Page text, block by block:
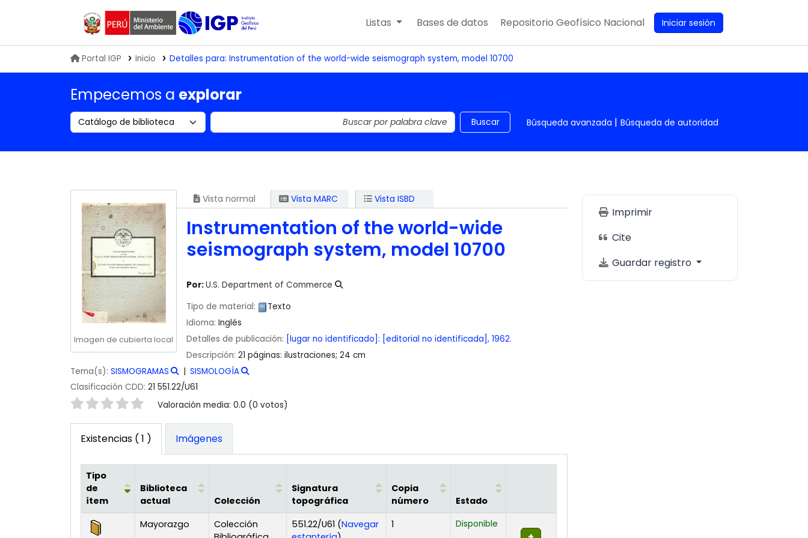
Biblioteca IGP
Listas Bases de datos Repositorio Geofísico Nacional Iniciar sesión
Portal IGP Inicio Detalles para: Instrumentation of the world-wide seismograph system, model 10700
Empecemos a explorar
Search the catalog by: Buscar en el catálogo por palabra clave Buscar Búsqueda avanzada Búsqueda de autoridad
Imagen de cubierta local
Vista normal Vista MARC Vista ISBD
Instrumentation of the world-wide
seismograph system, model 10700
Por:U.S. Department of Commerce
Tipo de material:
Texto
Idioma: Inglés
Detalles de publicación: [lugar no identificado]: [editorial no identificada], 1962.
Descripción: 21 páginas: ilustraciones; 24 cm
Tema(s): SISMOGRAMAS
SISMOLOGÍA
Clasificación CDD: 21 551.22/U61
Valoración Valoración media: 0.0 (0 votos)
Existencias ( 1 ) Imágenes
Existencias
Tipo
de
ítem
Biblioteca
actual
Colección
Signatura
topográfica
Copia
número
Estado
Mayorazgo
Colección
551.22/U61 (Navegar
1 Disponible
Imprimir
Cite
Guardar registro